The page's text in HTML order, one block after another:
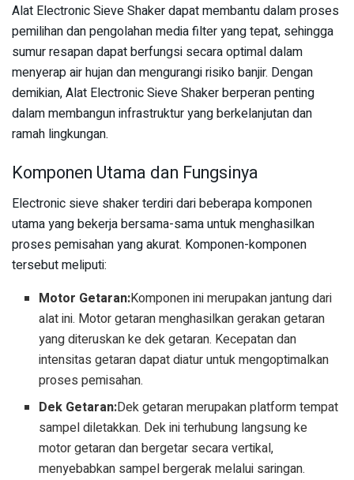
Alat Electronic Sieve Shaker dapat membantu dalam proses
pemilihan dan pengolahan media filter yang tepat, sehingga
sumur resapan dapat berfungsi secara optimal dalam
menyerap air hujan dan mengurangi risiko banjir. Dengan
demikian, Alat Electronic Sieve Shaker berperan penting
dalam membangun infrastruktur yang berkelanjutan dan
ramah lingkungan.
Komponen Utama dan Fungsinya
Electronic sieve shaker terdiri dari beberapa komponen
utama yang bekerja bersama-sama untuk menghasilkan
proses pemisahan yang akurat. Komponen-komponen
tersebut meliputi:
Motor Getaran:Komponen ini merupakan jantung dari
alat ini. Motor getaran menghasilkan gerakan getaran
yang diteruskan ke dek getaran. Kecepatan dan
intensitas getaran dapat diatur untuk mengoptimalkan
proses pemisahan.
Dek Getaran:Dek getaran merupakan platform tempat
sampel diletakkan. Dek ini terhubung langsung ke
motor getaran dan bergetar secara vertikal,
menyebabkan sampel bergerak melalui saringan.